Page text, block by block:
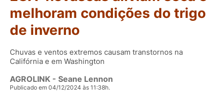
melhoram condições do trigo
de inverno
Chuvas e ventos extremos causam transtornos na
Califórnia e em Washington
AGROLINK - Seane Lennon
Publicado em 04/12/2024 às 11:38h.